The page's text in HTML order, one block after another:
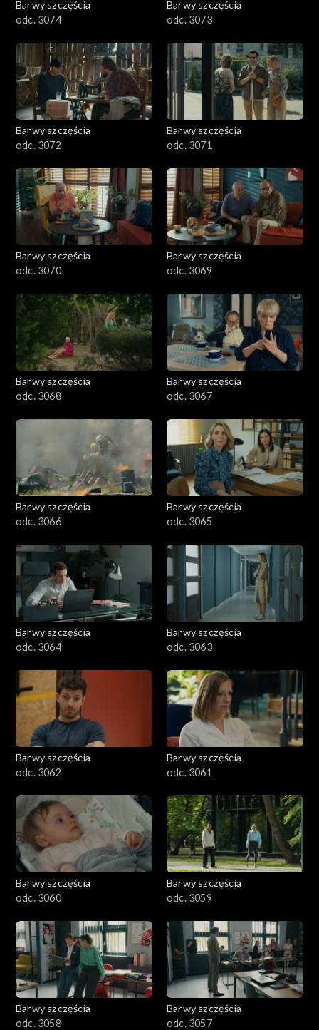
Barwy szczęścia
odc. 3074
Barwy szczęścia
odc. 3073
Barwy szczęścia
odc. 3072
Barwy szczęścia
odc. 3071
Barwy szczęścia
odc. 3070
Barwy szczęścia
odc. 3069
Barwy szczęścia
odc. 3068
Barwy szczęścia
odc. 3067
Barwy szczęścia
odc. 3066
Barwy szczęścia
odc. 3065
Barwy szczęścia
odc. 3064
Barwy szczęścia
odc. 3063
Barwy szczęścia
odc. 3062
Barwy szczęścia
odc. 3061
Barwy szczęścia
odc. 3060
Barwy szczęścia
odc. 3059
Barwy szczęścia
odc. 3058
Barwy szczęścia
odc. 3057